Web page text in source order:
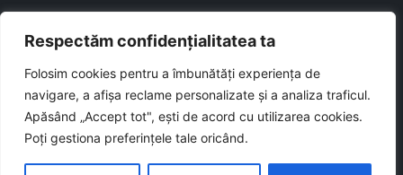
Respectăm confidențialitatea ta
Folosim cookies pentru a îmbunătăți experiența de
navigare, a afișa reclame personalizate și a analiza traficul.
Apăsând „Accept tot", ești de acord cu utilizarea cookies.
Poți gestiona preferințele tale oricând.
Made with by Csaszar L. Daniel